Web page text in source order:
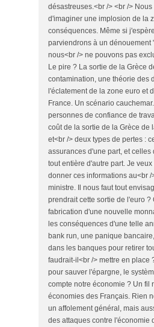
désastreuses.<br /> <br />
d'imaginer une implosion de la
conséquences. Même si
parviendrons à un dénouement
nous<br /> ne pouvons pas
Le pire ? La sortie de la Grèce
contamination, une théorie des
l'éclatement de la zone euro et
France. Un scénario
personnes de confiance de
coût de la sortie de la Grèce de
et<br /> deux types de pertes :
assurances d'une part, et
tout entière d'autre part. Je veux
donner ces informations au<br
ministre. Il nous faut tout
prendrait cette sortie de l'euro
fabrication d'une nouvelle
les conséquences d'une telle
bank run, une panique
dans les banques pour retirer
faudrait-il<br /> mettre en place
pour sauver l'épargne, le
compte notre économie ? Un fil
économies des Français. Rien
un affolement général, mais
des attaques contre l'économie